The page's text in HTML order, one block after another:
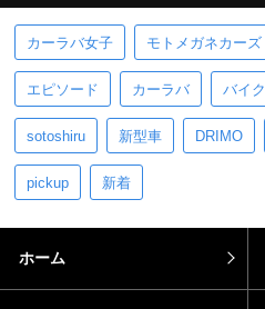
カーラバ女子 モトメガネカーズ
エピソード カーラバ バイク
sotoshiru 新型車 DRIMO
pickup 新着
ホーム